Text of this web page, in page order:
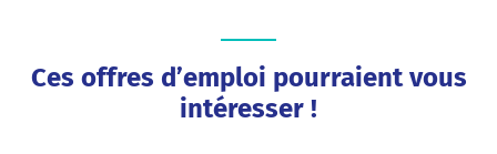
Ces offres d’emploi pourraient vous
intéresser !